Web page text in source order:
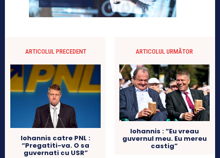
ARTICOLUL PRECEDENT
Iohannis catre PNL :
“Pregatiti-va. O sa
guvernati cu USR”
ARTICOLUL URMĂTOR
Iohannis : “Eu vreau
guvernul meu. Eu mereu
castig”